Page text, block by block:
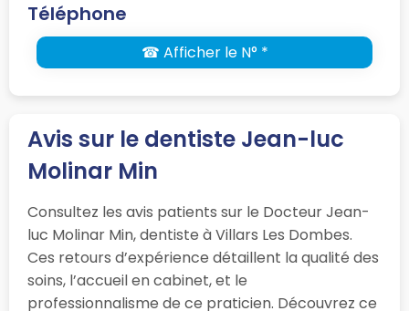
Téléphone
☎ Afficher le N° *
Avis sur le dentiste Jean-luc
Molinar Min
Consultez les avis patients sur le Docteur Jean-
luc Molinar Min, dentiste à Villars Les Dombes.
Ces retours d’expérience détaillent la qualité des
soins, l’accueil en cabinet, et le
professionnalisme de ce praticien. Découvrez ce